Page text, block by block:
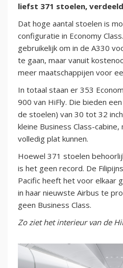
liefst 371 stoelen,
Dat hoge aantal stoelen is
configuratie in Economy
gebruikelijk om in de A330
te gaan, maar vanuit
meer maatschappijen voor
In totaal staan er 353
900 van HiFly. Die bieden
de stoelen) van 30 tot 32
kleine Business Class-
volledig plat kunnen.
Hoewel 371 stoelen
is het geen record. De
Pacific heeft het voor elkaar
in haar nieuwste Airbus te
geen Business Class.
Zo ziet het interieur van de